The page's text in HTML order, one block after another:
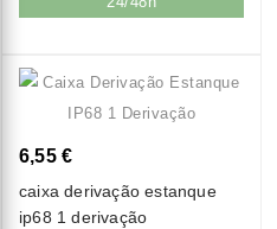
6,55 €
caixa derivação estanque
ip68 1 derivação